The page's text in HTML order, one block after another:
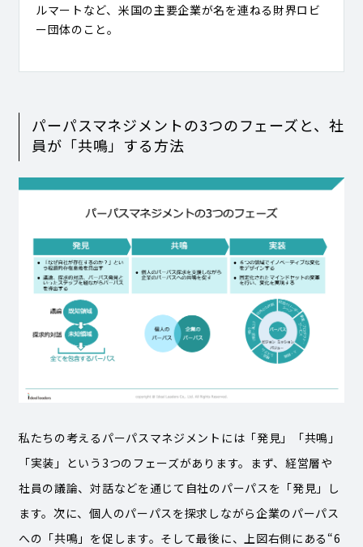
ルマートなど、米国の主要企業が名を連ねる財界ロビ
ー団体のこと。
パーパスマネジメントの3つのフェーズと、社
員が「共鳴」する方法
私たちの考えるパーパスマネジメントには「発見」「共鳴」
「実装」という3つのフェーズがあります。まず、経営層や
社員の議論、対話などを通じて自社のパーパスを「発見」し
ます。次に、個人のパーパスを探求しながら企業のパーパス
への「共鳴」を促します。そして最後に、上図右側にある“6